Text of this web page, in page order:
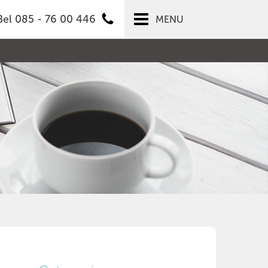
085 - 76 00 446 MENU